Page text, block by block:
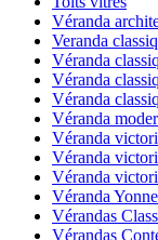
Véranda
Veranda
Véranda
Véranda
Véranda
Véranda
Véranda
Véranda
Véranda
Véranda
Vérandas
Vérandas